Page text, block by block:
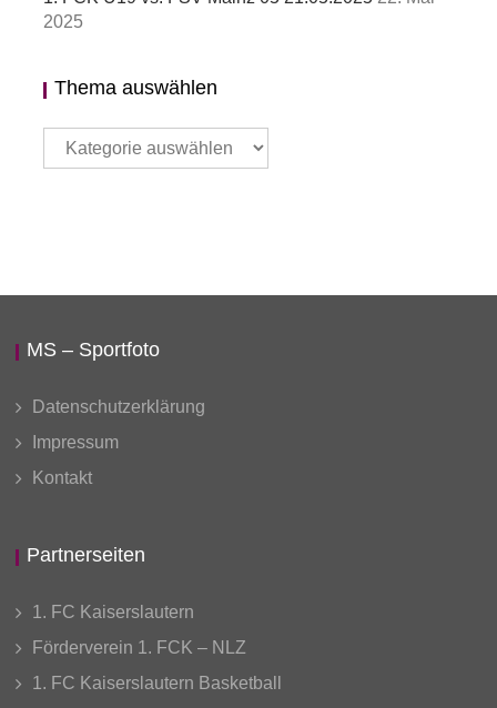
2025
Thema auswählen
Thema
auswählen
MS – Sportfoto
Datenschutzerklärung
Impressum
Kontakt
Partnerseiten
1. FC Kaiserslautern
Förderverein 1. FCK – NLZ
1. FC Kaiserslautern Basketball